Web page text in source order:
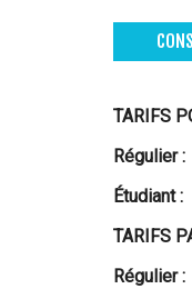
TARIFS
Régulier :
TARIFS